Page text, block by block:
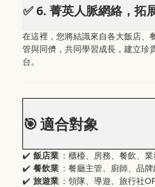
✅ 6.菁英人脈網絡，拓
在這裡，您將結識來自各大飯店、
管與同儕，共同學習成長，建立珍
台。
🎯 適合對象
✔ 飯店業 ：櫃檯、房務、餐飲、
✔ 餐飲業 ：餐廳主管、廚師、品
✔ 旅遊業 ：領隊、導遊、旅行社